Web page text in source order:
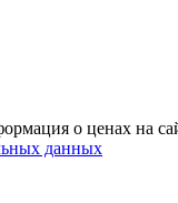
о ценах на
данных